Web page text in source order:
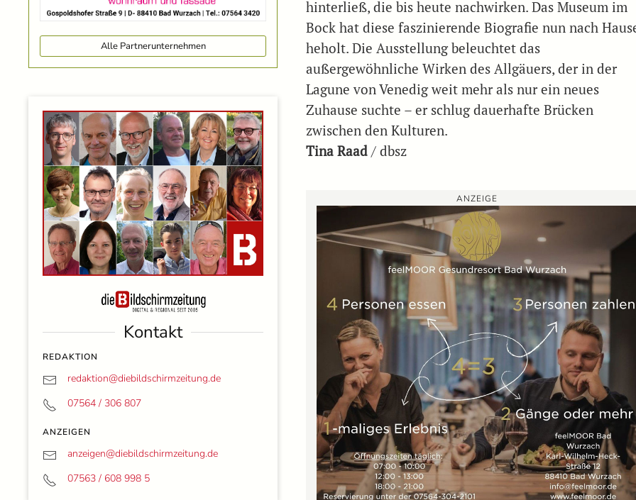
Alle Partnerunternehmen
Kontakt
REDAKTION
redaktion@diebildschirmzeitung.de
07564 / 306 807
ANZEIGEN
anzeigen@diebildschirmzeitung.de
07563 / 608 998 5
hinterließ, die bis heute nachwirken. Das Museum im
Bock hat diese faszinierende Biografie nun nach
heholt. Die Ausstellung beleuchtet das
außergewöhnliche Wirken des Allgäuers, der in der
Lagune von Venedig weit mehr als nur ein neues
Zuhause suchte – er schlug dauerhafte Brücken
zwischen den Kulturen.
Tina Raad / dbsz
ANZEIGE